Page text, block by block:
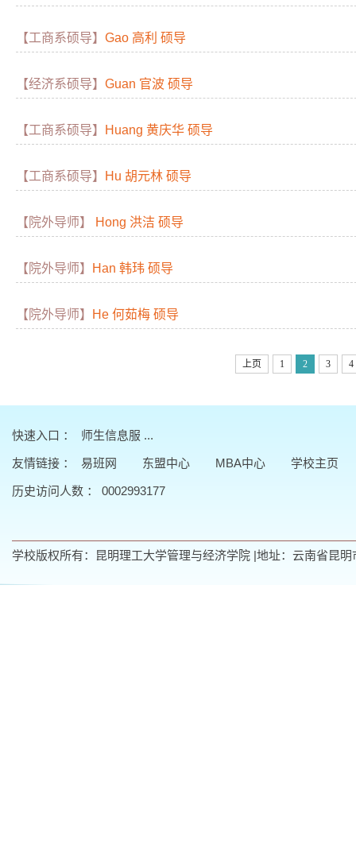
【工商系硕导】 Gao 高利 硕导
【经济系硕导】 Guan 官波 硕导
【工商系硕导】 Huang 黄庆华 硕导
【工商系硕导】 Hu 胡元林 硕导
【院外导师】 Hong 洪洁 硕导
【院外导师】 Han 韩玮 硕导
【院外导师】 He 何茹梅 硕导
上页 1 2 3 4
快速入口 ： 师生信息服 ...
友情链接 ： 易班网 东盟中心 MBA中心 学校主页
历史访问人数 ： 0002993177
学校版权所有：昆明理工大学管理与经济学院 |地址：云南省昆